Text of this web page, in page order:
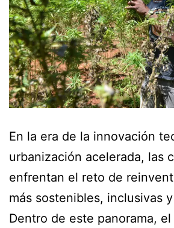
En la era de la innovación
urbanización acelerada, las
enfrentan el reto de
más sostenibles, inclusivas
Dentro de este panorama,